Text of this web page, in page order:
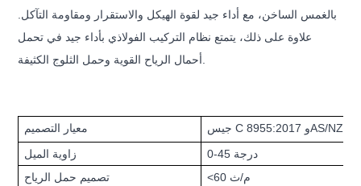
بالغمس الساخن، مع أداء جيد لقوة الهيكل والاستقرار ومقاومة التآكل.
علاوة على ذلك، يتمتع نظام التركيب الفولاذي بأداء جيد في تحمل
معيار التصميم
زاوية الميل
0-45 درجة
تصميم حمل الرياح
<60 م/ث